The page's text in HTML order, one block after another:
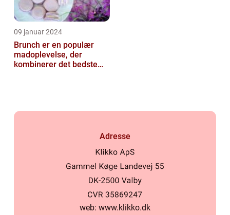
09 januar 2024
Brunch er en populær
madoplevelse, der
kombinerer det bedste
Adresse
web: www.klikko.dk